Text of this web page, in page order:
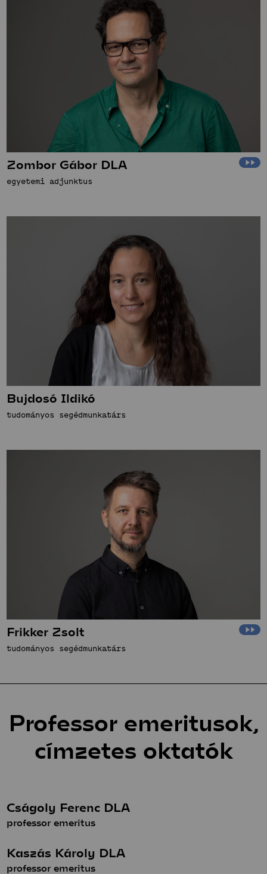
Zombor Gábor DLA
egyetemi adjunktus
Bujdosó Ildikó
tudományos segédmunkatárs
Frikker Zsolt
tudományos segédmunkatárs
Professor emeritusok,
címzetes oktatók
Cságoly Ferenc DLA
professor emeritus
Kaszás Károly DLA
professor emeritus